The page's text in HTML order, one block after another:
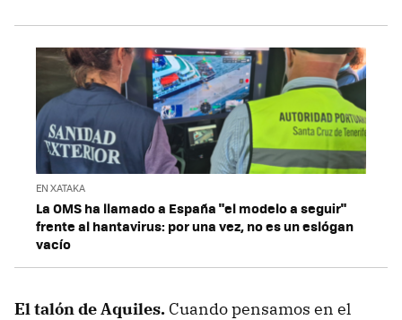
EN XATAKA
La OMS ha llamado a España "el modelo a seguir"
frente al hantavirus: por una vez, no es un eslógan
vacío
El talón de Aquiles. Cuando pensamos en el